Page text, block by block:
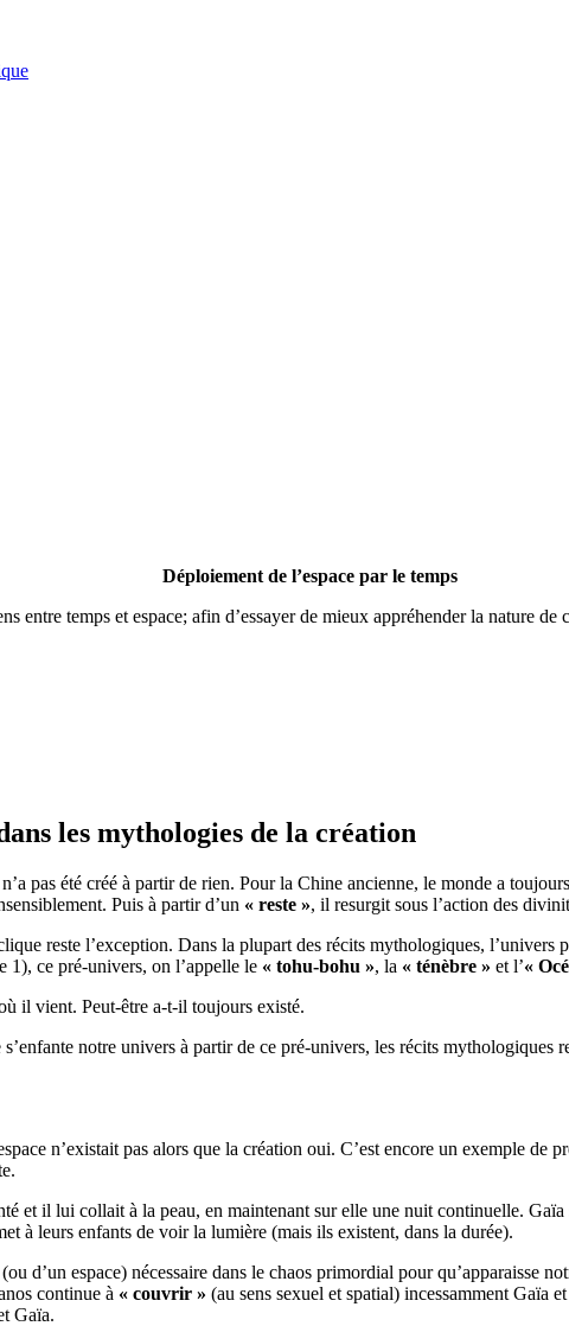
Déploiement de l’espace par le temps
entre temps et espace; afin d’essayer de mieux appréhender la nature de
les mythologies de la création
pas été créé à partir de rien. Pour la Chine ancienne, le monde a
Puis à partir d’un « reste », il resurgit sous l’action des
reste l’exception. Dans la plupart des récits mythologiques, l’univers
1), ce pré-univers, on l’appelle le « tohu-bohu », la « ténèbre » et l’«
il vient. Peut-être a-t-il toujours existé.
notre univers à partir de ce pré-univers, les récits mythologiques
n’existait pas alors que la création oui. C’est encore un exemple de
et il lui collait à la peau, en maintenant sur elle une nuit continuelle.
à leurs enfants de voir la lumière (mais ils existent, dans la durée).
d’un espace) nécessaire dans le chaos primordial pour qu’apparaisse
continue à « couvrir » (au sens sexuel et spatial) incessamment Gaïa
Gaïa.